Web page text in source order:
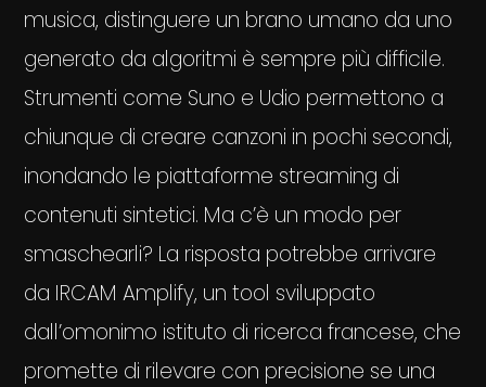
musica, distinguere un brano umano da uno
generato da algoritmi è sempre più difficile.
Strumenti come Suno e Udio permettono a
chiunque di creare canzoni in pochi secondi,
inondando le piattaforme streaming di
contenuti sintetici. Ma c’è un modo per
smaschearli? La risposta potrebbe arrivare
da IRCAM Amplify, un tool sviluppato
dall’omonimo istituto di ricerca francese, che
promette di rilevare con precisione se una